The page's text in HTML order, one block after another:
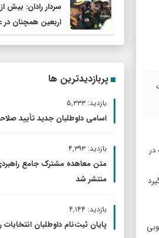
سردار رادان: بیش
اربعین همچنان در
پربازدیدترین ها
بازدید: ۵,۳۳۳
اسامی داوطلبان جدید تأیید
بازدید: ۴,۳۹۳
متن معاهده مشترک جامع
منتشر شد
بازدید: ۴,۱۴۴
پایان ثبت‌نام داوطلبان